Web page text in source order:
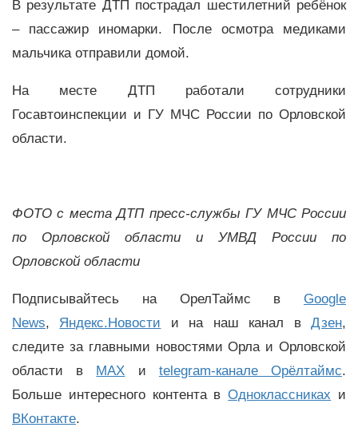
В результате ДТП пострадал шестилетний ребёнок
– пассажир иномарки. После осмотра медиками
мальчика отправили домой.
На месте ДТП работали сотрудники
Госавтоинспекции и ГУ МЧС России по Орловской
области.
ФОТО с места ДТП пресс-службы ГУ МЧС России
по Орловской области и УМВД России по
Орловской области
Подписывайтесь на ОрелТаймс в Google
News, Яндекс.Новости и на наш канал вДзен,
следите за главными новостями Орла и Орловской
области в MAX и telegram-канале Орёлтаймс.
Больше интересного контента вОдноклассниках и
ВКонтакте.